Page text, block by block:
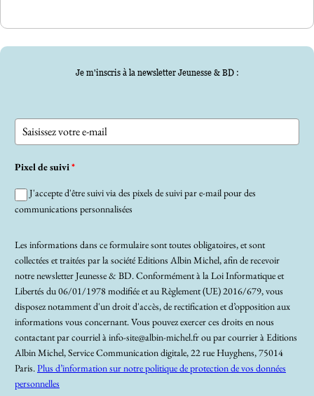
Je m'inscris à la newsletter Jeunesse & BD :
Pixel de suivi*
J'accepte d'être suivi via des pixels de suivi par e-mail pour des
communications personnalisées
Les informations dans ce formulaire sont toutes obligatoires, et sont
collectées et traitées par la société Editions Albin Michel, afin de recevoir
notre newsletter Jeunesse & BD. Conformément à la Loi Informatique et
Libertés du 06/01/1978 modifiée et au Règlement (UE) 2016/679, vous
disposez notamment d'un droit d'accès, de rectification et d’opposition aux
informations vous concernant. Vous pouvez exercer ces droits en nous
contactant par courriel à info-site@albin-michel.fr ou par courrier à Editions
Albin Michel, Service Communication digitale, 22 rue Huyghens, 75014
Paris.Plus d’information sur notre politique de protection de vos données
personnelles